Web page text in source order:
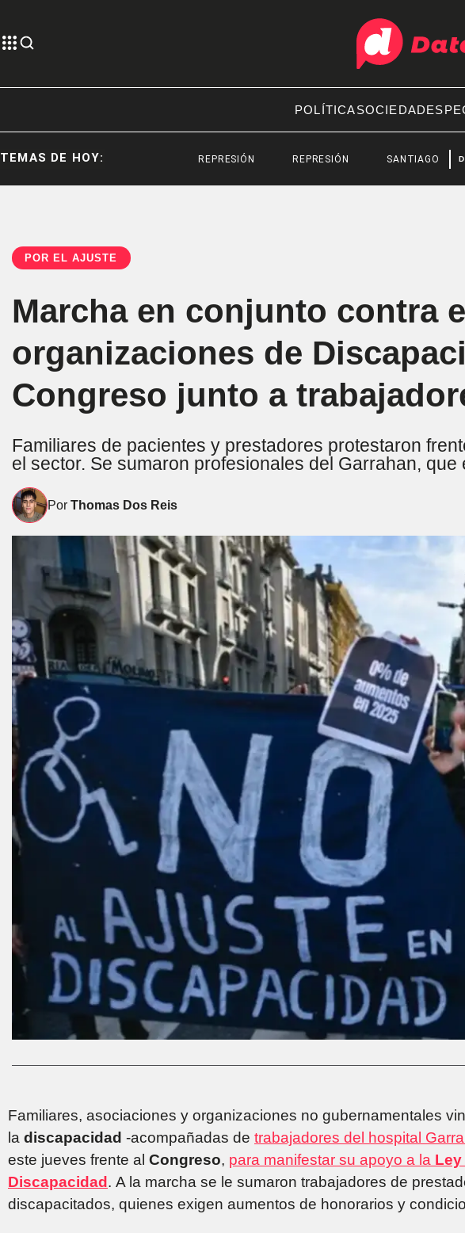
POLÍTICASOCIEDAD
TEMAS DE HOY: REPRESIÓN REPRESIÓN SANTIAGO BAUSILI
POR EL AJUSTE
Marcha en conjunto contra
organizaciones de
Congreso junto a
Familiares de pacientes y prestadores protestaron
el sector. Se sumaron profesionales del Garrahan,
Por Thomas Dos Reis
Familiares, asociaciones y organizaciones no gubernamentales
la discapacidad -acompañadas de trabajadores del hospital
este jueves frente al Congreso, para manifestar su apoyo a la Ley
Discapacidad . A la marcha se le sumaron trabajadores de
discapacitados, quienes exigen aumentos de honorarios y